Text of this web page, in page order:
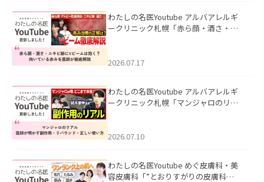
わたしの名医Youtube アルバアレルギ
ークリニック札幌「赤ら顔・酒さ・ニ
した。
2026.07.17
わたしの名医Youtube アルバアレルギ
ークリニック札幌「マンジャロのリア
た。
2026.07.10
わたしの名医Youtube めぐ皮膚科・美
容皮膚科「”とおりすがりの皮膚科